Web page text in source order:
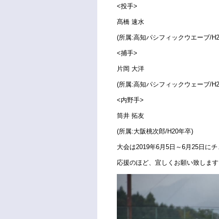
<投手>
髙橋 速水
(所属:高知パシフィックウエーブ/
<捕手>
片岡 大洋
(所属:高知パシフィックウェーブ/
<内野手>
筒井 拓友
(所属:大阪桃次郎/H20年卒)
大会は2019年6月5日～6月25日に
応援のほど、宜しくお願い致しま